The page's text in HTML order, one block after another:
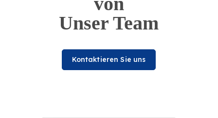
Unser Team
Kontaktieren Sie uns